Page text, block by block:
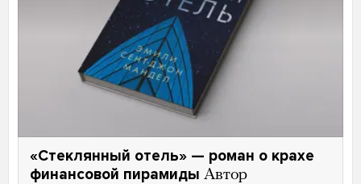
«Стеклянный отель» — роман о крахе
финансовой пирамиды Автор